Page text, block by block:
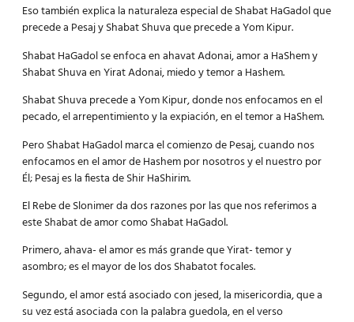
Eso también explica la naturaleza especial de Shabat HaGadol que
precede a Pesaj y Shabat Shuva que precede a Yom Kipur.
Shabat HaGadol se enfoca en ahavat Adonai, amor a HaShem y
Shabat Shuva en Yirat Adonai, miedo y temor a Hashem.
Shabat Shuva precede a Yom Kipur, donde nos enfocamos en el
pecado, el arrepentimiento y la expiación, en el temor a HaShem.
Pero Shabat HaGadol marca el comienzo de Pesaj, cuando nos
enfocamos en el amor de Hashem por nosotros y el nuestro por
Él; Pesaj es la fiesta de Shir HaShirim.
El Rebe de Slonimer da dos razones por las que nos referimos a
este Shabat de amor como Shabat HaGadol.
Primero, ahava- el amor es más grande que Yirat- temor y
asombro; es el mayor de los dos Shabatot focales.
Segundo, el amor está asociado con jesed, la misericordia, que a
su vez está asociada con la palabra guedola, en el verso